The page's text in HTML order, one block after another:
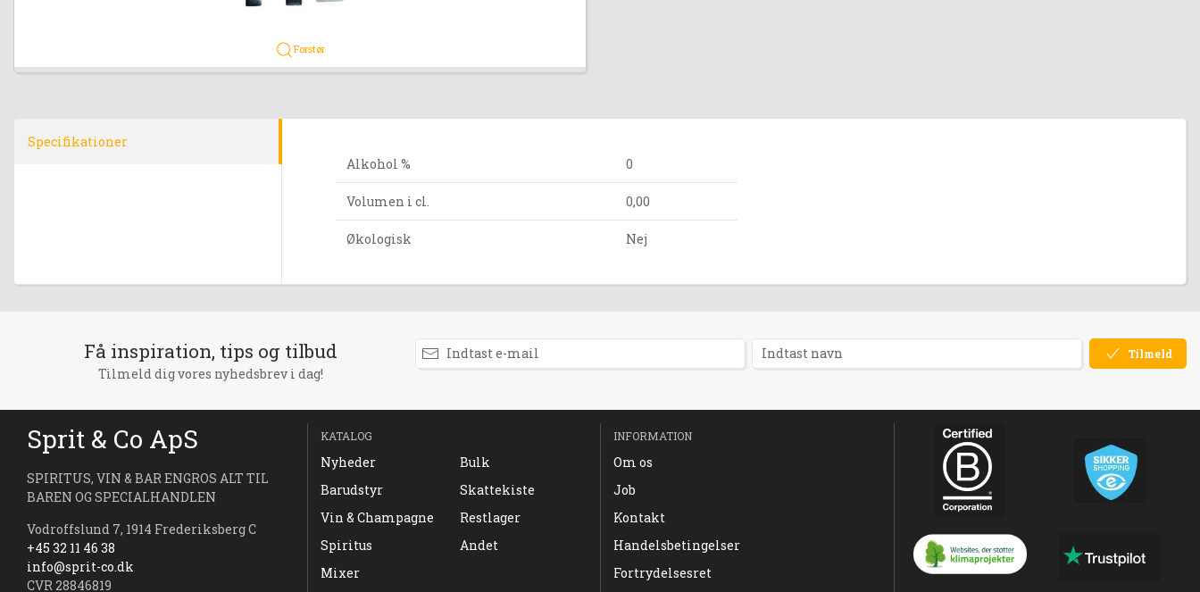
Forstør
Specifikationer
Alkohol %
0
Volumen i cl. 0,00
Økologisk Nej
Få inspiration, tips og tilbud
Tilmeld dig vores nyhedsbrev i dag!
Tilmeld
Sprit & Co ApS
SPIRITUS, VIN & BAR ENGROS ALT TIL
BAREN OG SPECIALHANDLEN
Vodroffslund 7, 1914 Frederiksberg C
+45 32 11 46 38
info@sprit-co.dk
CVR 28846819
KATALOG
Nyheder
Barudstyr
Vin & Champagne
Spiritus
Mixer
Bulk
Skattekiste
Restlager
Andet
INFORMATION
Om os
Job
Kontakt
Handelsbetingelser
Fortrydelsesret